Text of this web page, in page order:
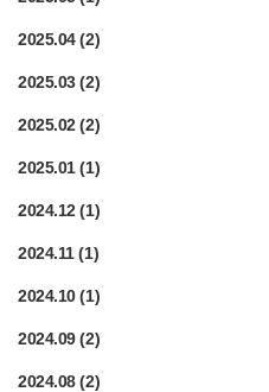
2025.04(2)
2025.03(2)
2025.02(2)
2025.01(1)
2024.12(1)
2024.11(1)
2024.10(1)
2024.09(2)
2024.08(2)